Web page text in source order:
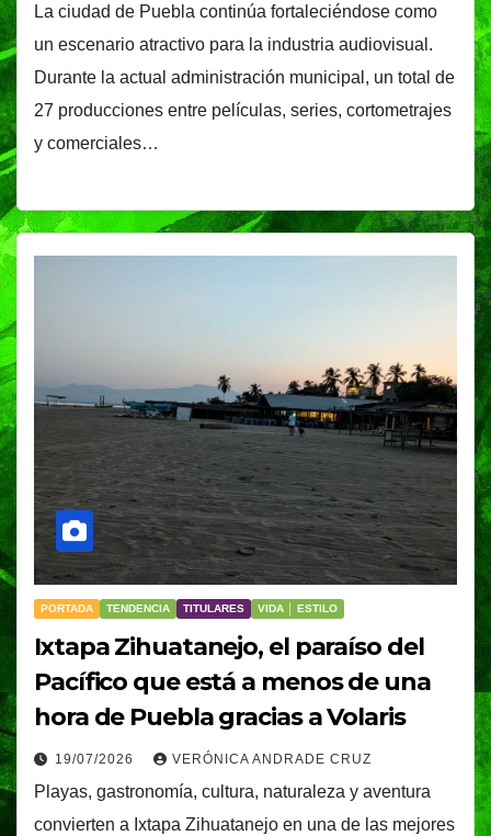
La ciudad de Puebla continúa fortaleciéndose como
un escenario atractivo para la industria audiovisual.
Durante la actual administración municipal, un total de
27 producciones entre películas, series, cortometrajes
y comerciales…
PORTADA TENDENCIA TITULARES VIDA │ ESTILO
Ixtapa Zihuatanejo, el paraíso del
Pacífico que está a menos de una
hora de Puebla gracias a Volaris
19/07/2026 VERÓNICA ANDRADE CRUZ
Playas, gastronomía, cultura, naturaleza y aventura
convierten a Ixtapa Zihuatanejo en una de las mejores